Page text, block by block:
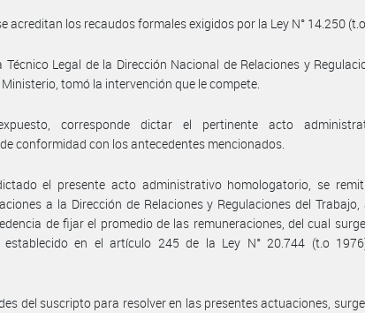
acreditan los recaudos formales exigidos por la Ley N° 14.250
Técnico Legal de la Dirección Nacional de Relaciones y
tomó la intervención que le compete.
corresponde dictar el pertinente acto
conformidad con los antecedentes mencionados.
el presente acto administrativo homologatorio, se
a la Dirección de Relaciones y Regulaciones del
de fijar el promedio de las remuneraciones, del cual
establecido en el artículo 245 de la Ley N° 20.744 (t.o
del suscripto para resolver en las presentes actuaciones,